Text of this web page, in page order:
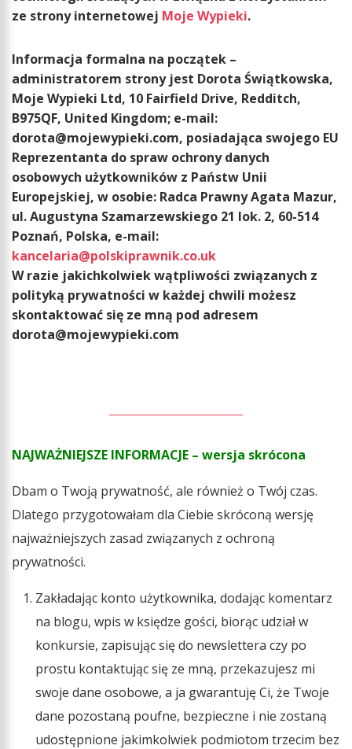
ze strony internetowej Moje Wypieki.
Informacja formalna na początek –
administratorem strony jest Dorota Świątkowska,
Moje Wypieki Ltd, 10 Fairfield Drive, Redditch,
B975QF, United Kingdom; e-mail:
dorota@mojewypieki.com, posiadająca swojego EU
Reprezentanta do spraw ochrony danych
osobowych użytkowników z Państw Unii
Europejskiej, w osobie: Radca Prawny Agata Mazur,
ul. Augustyna Szamarzewskiego 21 lok. 2, 60-514
Poznań, Polska, e-mail:
kancelaria@polskiprawnik.co.uk
W razie jakichkolwiek wątpliwości związanych z
polityką prywatności w każdej chwili możesz
skontaktować się ze mną pod adresem
dorota@mojewypieki.com
NAJWAŻNIEJSZE INFORMACJE – wersja skrócona
Dbam o Twoją prywatność, ale również o Twój czas.
Dlatego przygotowałam dla Ciebie skróconą wersję
najważniejszych zasad związanych z ochroną
prywatności.
Zakładając konto użytkownika, dodając komentarz
na blogu, wpis w księdze gości, biorąc udział w
konkursie, zapisując się do newslettera czy po
prostu kontaktując się ze mną, przekazujesz mi
swoje dane osobowe, a ja gwarantuję Ci, że Twoje
dane pozostaną poufne, bezpieczne i nie zostaną
udostępnione jakimkolwiek podmiotom trzecim bez